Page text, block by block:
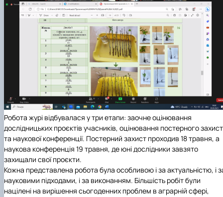
Робота журі відбувалася у три етапи: заочне оцінювання
дослідницьких проєктів учасників, оцінювання постерного
та наукової конференції. Постерний захист проходив 18 травня, а
наукова конференція 19 травня, де юні дослідники завзято
захищали свої проєкти.
Кожна представлена робота була особливою і за актуальністю, і
науковими підходами, і за виконанням. Більшість робіт були
націлені на вирішення сьогоденних проблем в аграрній сфері,